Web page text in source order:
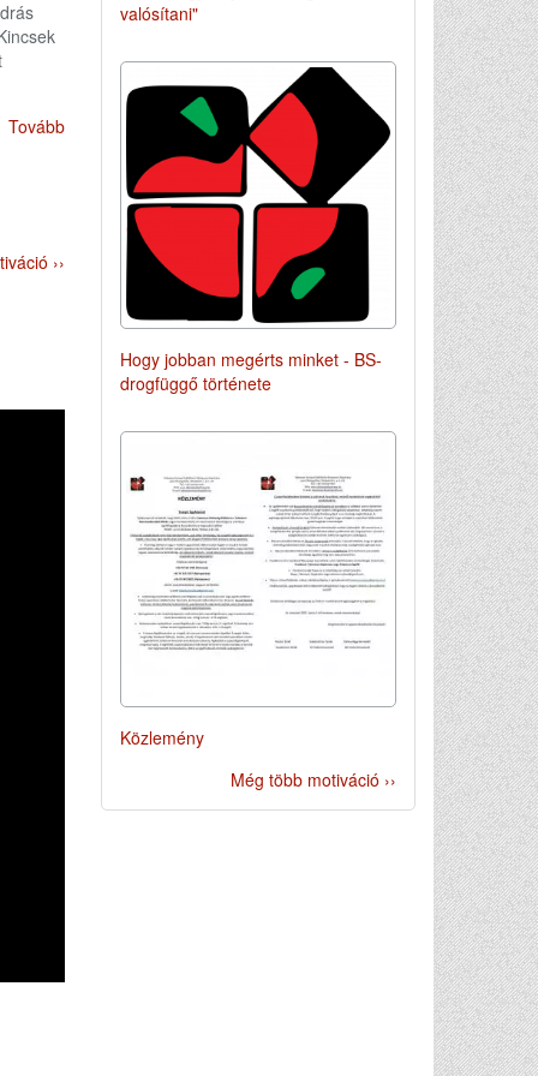
Tovább
››
valósítani"
Hogy jobban megérts minket - BS-
drogfüggő története
Közlemény
Még több motiváció ››